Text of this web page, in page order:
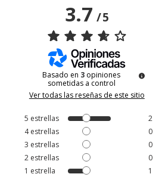
3.7/5
Basado en 3 opiniones
sometidas a control
Ver todas las reseñas de este sitio
5 estrellas
2
4estrellas
0
3 estrellas
0
2 estrellas
0
1 estrella 1